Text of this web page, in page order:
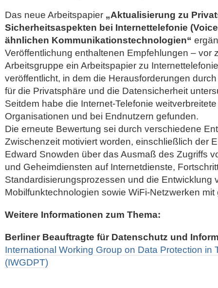
Das neue Arbeitspapier „Aktualisierung zu
Sicherheitsaspekten bei Internettelefonie
ähnlichen Kommunikationstechnologien“
Veröffentlichung enthaltenen Empfehlungen – vor
Arbeitsgruppe ein Arbeitspapier zu
veröffentlicht, in dem die Herausforderungen
für die Privatsphäre und die Datensicherheit
Seitdem habe die Internet-Telefonie
Organisationen und bei Endnutzern gefunden.
Die erneute Bewertung sei durch verschiedene
Zwischenzeit motiviert worden, einschließlich der
Edward Snowden über das Ausmaß des Zugriffs
und Geheimdiensten auf Internetdienste,
Standardisierungsprozessen und die Entwicklung
Mobilfunktechnologien sowie WiFi-Netzwerken
Weitere Informationen zum Thema:
Berliner Beauftragte für Datenschutz und
International Working Group on Data Protection in
(IWGDPT)